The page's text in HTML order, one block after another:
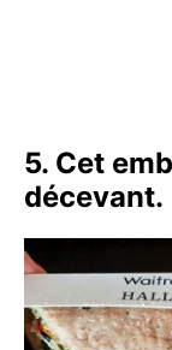
5. Cet
décevant.